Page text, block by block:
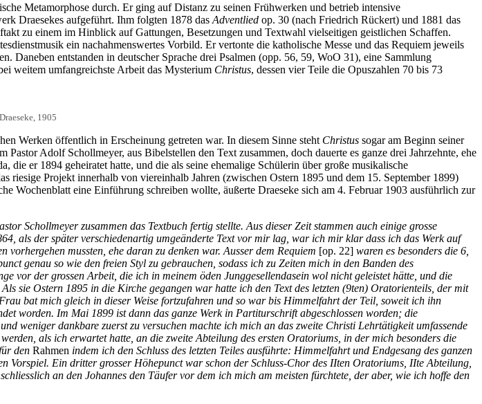
Metamorphose durch. Er ging auf Distanz zu seinen Frühwerken und betrieb intensive
Draesekes aufgeführt. Ihm folgten 1878 das Adventlied op. 30 (nach Friedrich Rückert) und 1881 das
zu einem im Hinblick auf Gattungen, Besetzungen und Textwahl vielseitigen geistlichen Schaffen.
ein nachahmenswertes Vorbild. Er vertonte die katholische Messe und das Requiem jeweils
Daneben entstanden in deutscher Sprache drei Psalmen (opp. 56, 59, WoO 31), eine Sammlung
weitem umfangreichste Arbeit das Mysterium Christus, dessen vier Teile die Opuszahlen 70 bis 73
1905
Werken öffentlich in Erscheinung getreten war. In diesem Sinne steht Christus sogar am Beginn seiner
Adolf Schollmeyer, aus Bibelstellen den Text zusammen, doch dauerte es ganze drei Jahrzehnte, ehe
er 1894 geheiratet hatte, und die als seine ehemalige Schülerin über große musikalische
riesige Projekt innerhalb von viereinhalb Jahren (zwischen Ostern 1895 und dem 15. September 1899)
eine Einführung schreiben wollte, äußerte Draeseke sich am 4. Februar 1903 ausführlich zur
Schollmeyer zusammen das Textbuch fertig stellte. Aus dieser Zeit stammen auch einige grosse
als der später verschiedenartig umgeänderte Text vor mir lag, war ich mir klar dass ich das Werk auf
mussten, ehe daran zu denken war. Ausser dem Requiem [op. 22] waren es besonders die 6,
genau so wie den freien Styl zu gebrauchen, sodass ich zu Zeiten mich in den Banden des
vor der grossen Arbeit, die ich in meinem öden Junggesellendasein wol nicht geleistet hätte, und die
sie Ostern 1895 in die Kirche gegangen war hatte ich den Text des letzten (9ten) Oratorienteils, der mit
bat mich gleich in dieser Weise fortzufahren und so war bis Himmelfahrt der Teil, soweit ich ihn
worden. Im Mai 1899 ist dann das ganze Werk in Partiturschrift abgeschlossen worden; die
weniger dankbare zuerst zu versuchen machte ich mich an das zweite Christi Lehrtätigkeit umfassende
als ich erwartet hatte, an die zweite Abteilung des ersten Oratoriums, in der mich besonders die
den Rahmen indem ich den Schluss des letzten Teiles ausführte: Himmelfahrt und Endgesang des ganzen
Vorspiel. Ein dritter grosser Höhepunct war schon der Schluss-Chor des IIten Oratoriums, IIte Abteilung,
an den Johannes den Täufer vor dem ich mich am meisten fürchtete, der aber, wie ich hoffe den